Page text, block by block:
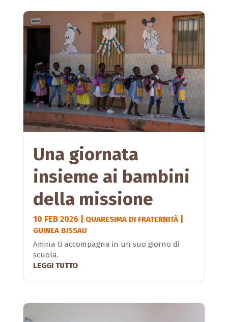
Una giornata
insieme ai bambini
della missione
10 FEB 2026 QUARESIMA DI FRATERNITÀ|
GUINEA BISSAU
Amina ti accompagna in un suo giorno di
scuola.
LEGGI TUTTO